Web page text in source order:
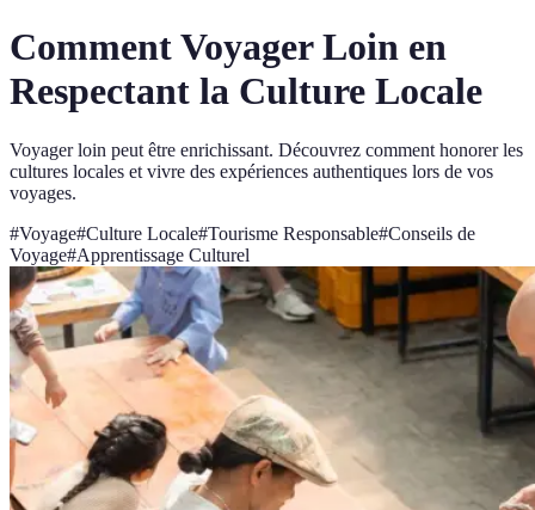
Comment Voyager Loin en
Respectant la Culture Locale
Voyager loin peut être enrichissant. Découvrez comment honorer les
cultures locales et vivre des expériences authentiques lors de vos
voyages.
#Voyage#Culture Locale#Tourisme Responsable#Conseils de
Voyage#Apprentissage Culturel